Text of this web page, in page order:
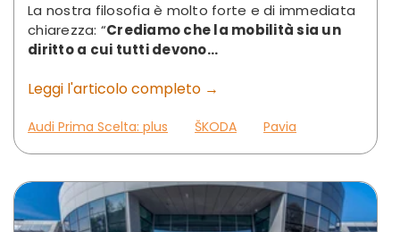
La nostra filosofia è molto forte e di immediata
chiarezza: “Crediamo che la mobilità sia un
diritto a cui tutti devono...
Leggi l'articolo completo →
Audi Prima Scelta: plus ŠKODA Pavia